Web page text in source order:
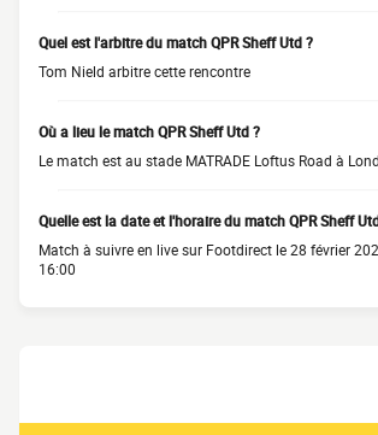
Quel est l'arbitre du match QPR Sheff Utd ?
Tom Nield arbitre cette rencontre
Où a lieu le match QPR Sheff Utd ?
Le match est au stade MATRADE Loftus Road à
Quelle est la date et l'horaire du match QPR Sheff
Match à suivre en live sur Footdirect le 28 février
16:00